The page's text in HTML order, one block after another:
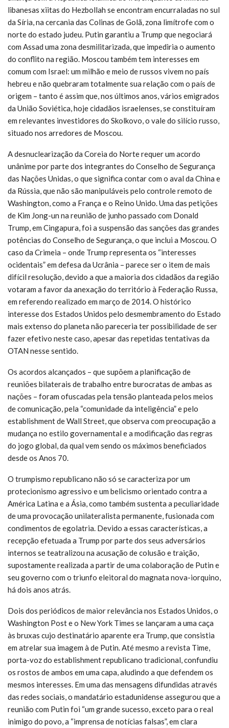
libanesas xiitas do Hezbollah se encontram encurraladas no sul
da Síria, na cercania das Colinas de Golã, zona limítrofe com o
norte do estado judeu. Putin garantiu a Trump que negociará
com Assad uma zona desmilitarizada, que impediria o aumento
do conflito na região. Moscou também tem interesses em
comum com Israel: um milhão e meio de russos vivem no país
hebreu e não quebraram totalmente sua relação com o país de
origem – tanto é assim que, nos últimos anos, vários emigrados
da União Soviética, hoje cidadãos israelenses, se constituíram
em relevantes investidores do Skolkovo, o vale do silício russo,
situado nos arredores de Moscou.
A desnuclearização da Coreia do Norte requer um acordo
unânime por parte dos integrantes do Conselho de Segurança
das Nações Unidas, o que significa contar com o aval da China e
da Rússia, que não são manipuláveis pelo controle remoto de
Washington, como a França e o Reino Unido. Uma das petições
de Kim Jong-un na reunião de junho passado com Donald
Trump, em Cingapura, foi a suspensão das sanções das grandes
potências do Conselho de Segurança, o que inclui a Moscou. O
caso da Crimeia – onde Trump representa os “interesses
ocidentais” em defesa da Ucrânia – parece ser o item de mais
difícil resolução, devido a que a maioria dos cidadãos da região
votaram a favor da anexação do território à Federação Russa,
em referendo realizado em março de 2014. O histórico
interesse dos Estados Unidos pelo desmembramento do Estado
mais extenso do planeta não pareceria ter possibilidade de ser
fazer efetivo neste caso, apesar das repetidas tentativas da
OTAN nesse sentido.
Os acordos alcançados – que supõem a planificação de
reuniões bilaterais de trabalho entre burocratas de ambas as
nações – foram ofuscadas pela tensão planteada pelos meios
de comunicação, pela “comunidade da inteligência” e pelo
establishment de Wall Street, que observa com preocupação a
mudança no estilo governamental e a modificação das regras
do jogo global, da qual vem sendo os máximos beneficiados
desde os Anos 70.
O trumpismo republicano não só se caracteriza por um
protecionismo agressivo e um belicismo orientado contra a
América Latina e a Ásia, como também sustenta a peculiaridade
de uma provocação unilateralista permanente, fusionada com
condimentos de egolatria. Devido a essas características, a
recepção efetuada a Trump por parte dos seus adversários
internos se teatralizou na acusação de colusão e traição,
supostamente realizada a partir de uma colaboração de Putin e
seu governo com o triunfo eleitoral do magnata nova-iorquino,
há dois anos atrás.
Dois dos periódicos de maior relevância nos Estados Unidos, o
Washington Post e o New York Times se lançaram a uma caça
às bruxas cujo destinatário aparente era Trump, que consistia
em atrelar sua imagem à de Putin. Até mesmo a revista Time,
porta-voz do establishment republicano tradicional, confundiu
os rostos de ambos em uma capa, aludindo a que defendem os
mesmos interesses. Em uma das mensagens difundidas através
das redes sociais, o mandatário estadunidense assegurou que a
reunião com Putin foi “um grande sucesso, exceto para o real
inimigo do povo, a “imprensa de notícias falsas”, em clara